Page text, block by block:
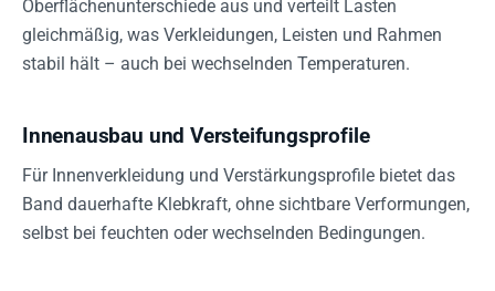
Oberflächenunterschiede aus und verteilt Lasten
gleichmäßig, was Verkleidungen, Leisten und Rahmen
stabil hält – auch bei wechselnden Temperaturen.
Innenausbau und Versteifungsprofile
Für Innenverkleidung und Verstärkungsprofile bietet das
Band dauerhafte Klebkraft, ohne sichtbare Verformungen,
selbst bei feuchten oder wechselnden Bedingungen.